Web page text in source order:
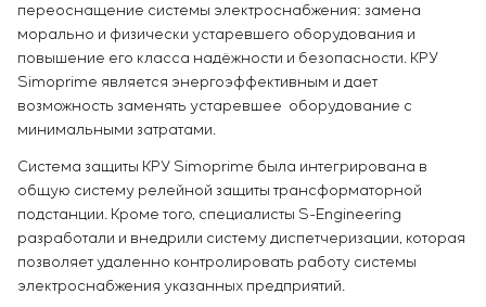
переоснащение системы электроснабжения: замена
морально и физически устаревшего оборудования и
повышение его класса надёжности и безопасности. КРУ
Simoprime является энергоэффективным и дает
возможность заменять устаревшее оборудование с
минимальными затратами.
Система защиты КРУ Simoprime была интегрирована в
общую систему релейной защиты трансформаторной
подстанции. Кроме того, специалисты S-Engineering
разработали и внедрили систему диспетчеризации, которая
позволяет удаленно контролировать работу системы
электроснабжения указанных предприятий.